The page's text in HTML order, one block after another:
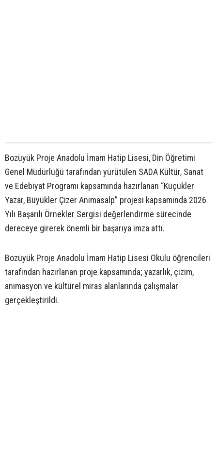
Bozüyük Proje Anadolu İmam Hatip Lisesi, Din Öğretimi
Genel Müdürlüğü tarafından yürütülen SADA Kültür, Sanat
ve Edebiyat Programı kapsamında hazırlanan “Küçükler
Yazar, Büyükler Çizer Animasalp” projesi kapsamında 2026
Yılı Başarılı Örnekler Sergisi değerlendirme sürecinde
dereceye girerek önemli bir başarıya imza attı.
Bozüyük Proje Anadolu İmam Hatip Lisesi Okulu öğrencileri
tarafından hazırlanan proje kapsamında; yazarlık, çizim,
animasyon ve kültürel miras alanlarında çalışmalar
gerçekleştirildi.